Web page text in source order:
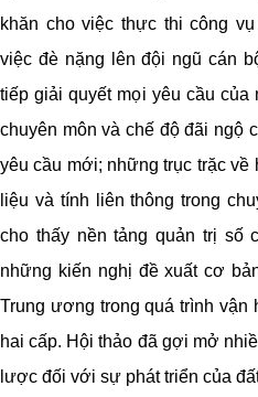
khăn cho việc thực thi công
việc đè nặng lên đội ngũ cán
tiếp giải quyết mọi yêu cầu
chuyên môn và chế độ đãi ngộ
yêu cầu mới; những trục trặc
liệu và tính liên thông trong
cho thấy nền tảng quản trị
những kiến nghị đề xuất cơ
Trung ương trong quá trình
hai cấp. Hội thảo đã gợi mở
lược đối với sự phát triển của